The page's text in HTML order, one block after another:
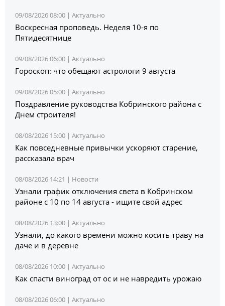
09/08/2026 08:00 | Актуально
Воскресная проповедь. Неделя 10-я по
Пятидесятнице
09/08/2026 06:00 | Актуально
Гороскоп: что обещают астрологи 9 августа
09/08/2026 05:00 | Актуально
Поздравление руководства Кобринского района с
Днем строителя!
08/08/2026 15:00 | Актуально
Как повседневные привычки ускоряют старение,
рассказала врач
08/08/2026 14:21 | Новости
Узнали график отключения света в Кобринском
районе с 10 по 14 августа - ищите свой адрес
08/08/2026 13:00 | Актуально
Узнали, до какого времени можно косить траву на
даче и в деревне
08/08/2026 10:00 | Актуально
Как спасти виноград от ос и не навредить урожаю
08/08/2026 06:00 | Актуально